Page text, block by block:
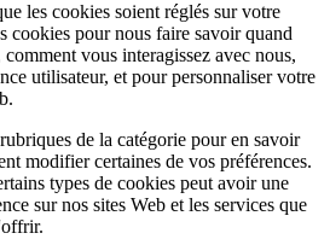
les cookies soient réglés sur votre
cookies pour nous faire savoir quand
vous interagissez avec nous,
utilisateur, et pour personnaliser votre
de la catégorie pour en savoir
modifier certaines de vos préférences.
types de cookies peut avoir une
sur nos sites Web et les services que